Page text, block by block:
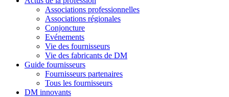
Associations professionnelles
Associations régionales
Conjoncture
Evénements
Vie des fournisseurs
Vie des fabricants de DM
Guide fournisseurs
Fournisseurs partenaires
Tous les fournisseurs
DM innovants